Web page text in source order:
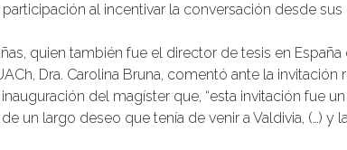
al incentivar la conversación desde sus
quien también fue el director de tesis en
Dra. Carolina Bruna, comentó ante la invitación
del magíster que, “esta invitación fue
un largo deseo que tenía de venir a Valdivia, (…) y